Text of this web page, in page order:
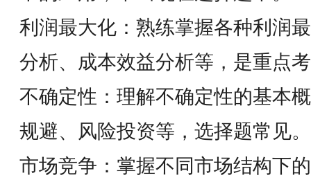
利润最大化：熟练掌握各种利润
分析、成本效益分析等，是重点
不确定性：理解不确定性的基本
规避、风险投资等，选择题常见。
市场竞争：掌握不同市场结构下